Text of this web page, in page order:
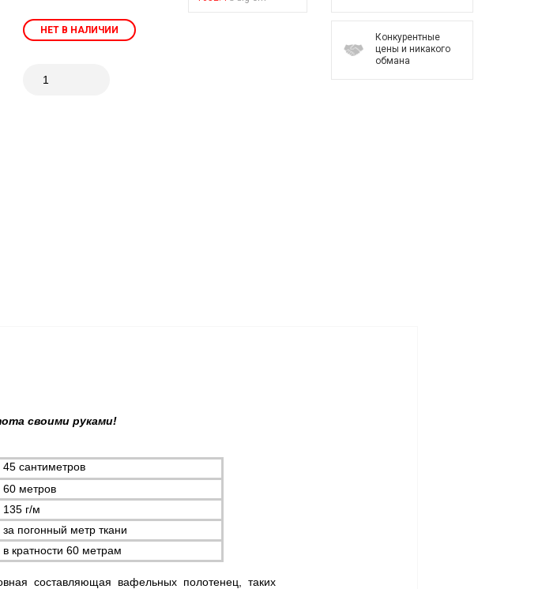
НЕТ В НАЛИЧИИ
Конкурентные
цены и никакого
обмана
своими руками!
45 сантиметров
60 метров
135 г/м
за погонный метр ткани
в кратности 60 метрам
составляющая вафельных полотенец, таких